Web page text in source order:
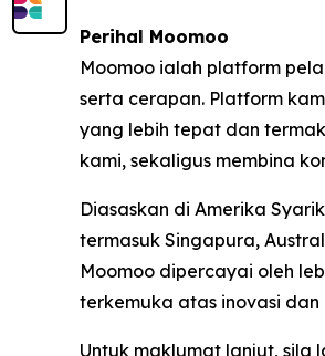
Perihal Moomoo
Moomoo ialah platform
serta cerapan. Platform
yang lebih tepat dan
kami, sekaligus membina
Diasaskan di Amerika
termasuk Singapura,
Moomoo dipercayai oleh
terkemuka atas inovasi
Untuk maklumat lanjut, sila